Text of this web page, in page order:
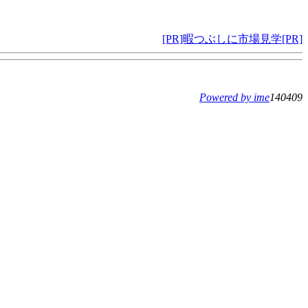
[PR]暇つぶしに市場見学[PR]
Powered by ime140409